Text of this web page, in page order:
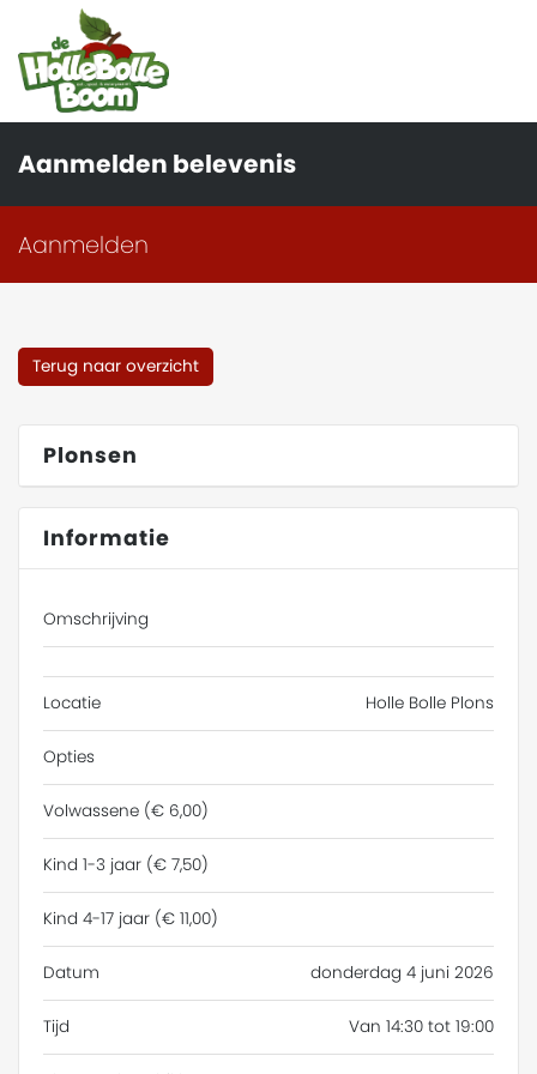
Aanmelden belevenis
Aanmelden
Terug naar overzicht
Plonsen
Informatie
Omschrijving
Locatie Holle Bolle Plons
Opties
Volwassene (€ 6,00)
Kind 1-3 jaar (€ 7,50)
Kind 4-17 jaar (€ 11,00)
Datum donderdag 4 juni 2026
Tijd Van 14:30 tot 19:00